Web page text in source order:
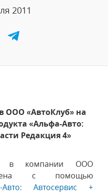
2011
ООО «АвтоКлуб» на
«Альфа-Авто:
Редакция 4»
в компании ООО
с помощью
Авто: Автосервис +